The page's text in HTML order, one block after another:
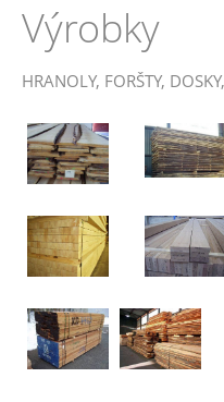
Výrobky
HRANOLY, FORŠTY,